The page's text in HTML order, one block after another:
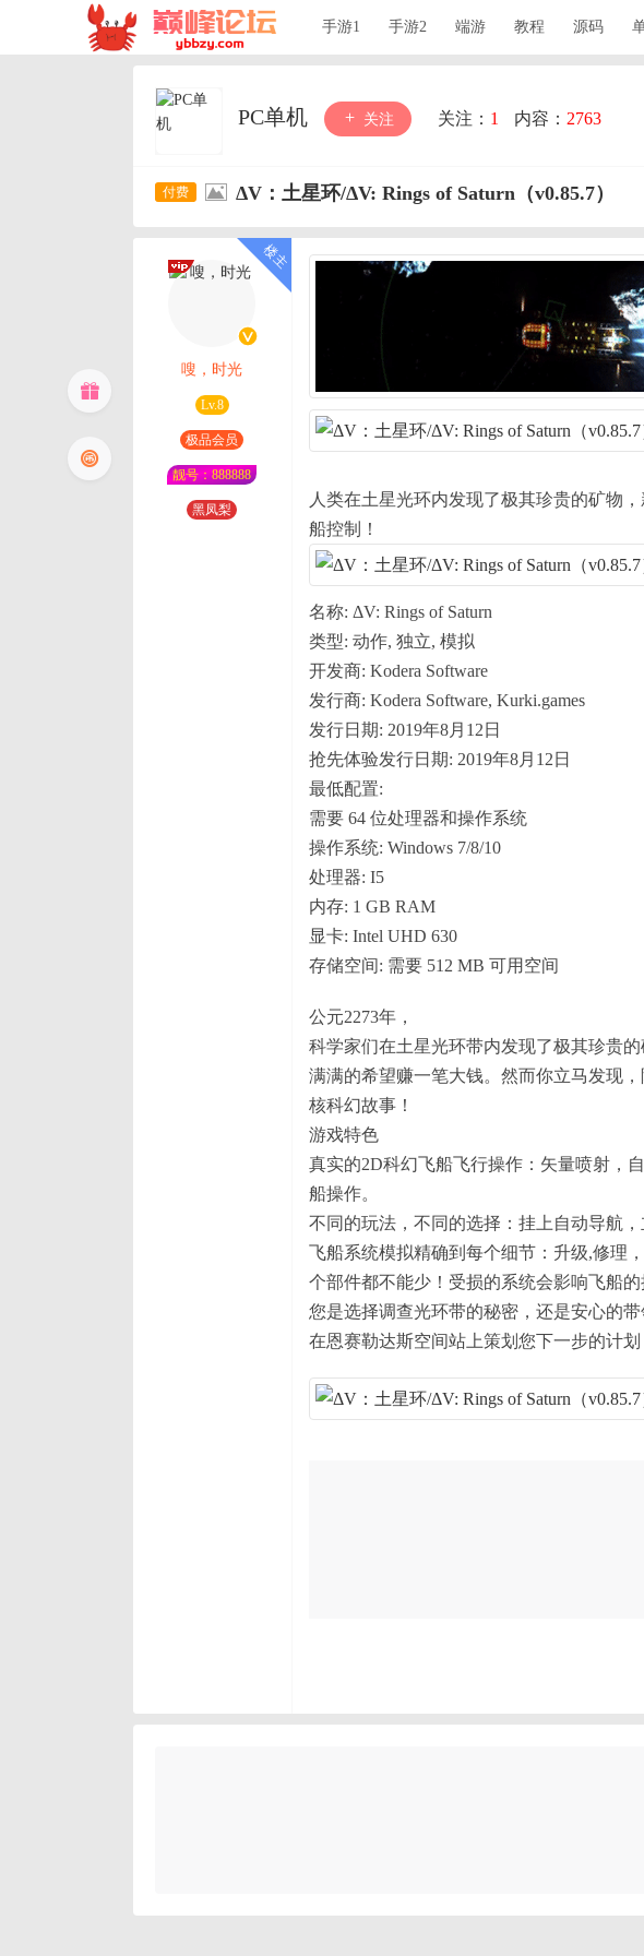
手游1 手游2 端游 教程 源码
PC单机 关注 关注： 1 内容： 2763
ΔV：土星环/ΔV: Rings of Saturn（v0.85.7）
嗖，时光
Lv.8
极品会员
靓号：888888
黑凤梨
人类在土星光环内发现了极其珍贵的矿物
船控制！
名称: ΔV: Rings of Saturn
类型: 动作, 独立, 模拟
开发商: Kodera Software
发行商: Kodera Software, Kurki.games
发行日期: 2019年8月12日
抢先体验发行日期: 2019年8月12日
最低配置:
需要 64 位处理器和操作系统
操作系统: Windows 7/8/10
处理器: I5
内存: 1 GB RAM
显卡: Intel UHD 630
存储空间: 需要 512 MB 可用空间
公元2273年，
科学家们在土星光环带内发现了极其珍贵
满满的希望赚一笔大钱。然而你立马发现
核科幻故事！
游戏特色
真实的2D科幻飞船飞行操作：矢量喷射，
船操作。
不同的玩法，不同的选择：挂上自动导航
飞船系统模拟精确到每个细节：升级,修理
个部件都不能少！受损的系统会影响飞船
您是选择调查光环带的秘密，还是安心的
在恩赛勒达斯空间站上策划您下一步的计